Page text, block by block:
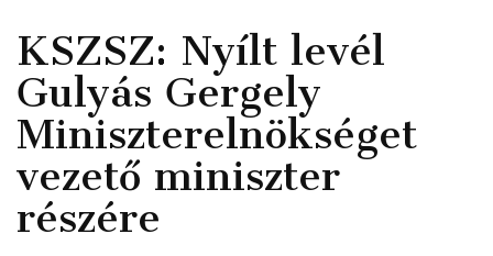
KSZSZ: Nyílt levél
Gulyás Gergely
Miniszterelnökséget
vezető miniszter
részére